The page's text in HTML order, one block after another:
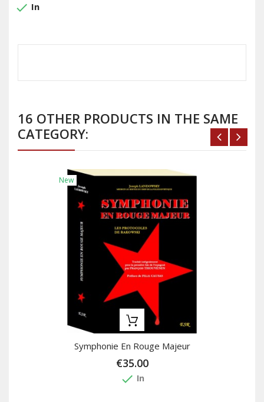
done In
16 OTHER PRODUCTS IN THE SAME
CATEGORY:
New
Symphonie En Rouge Majeur
€35.00
done In